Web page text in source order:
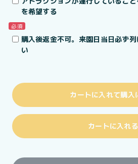
を希望する
必須
購入後返金不可。来園日当日必ず
い
カートに入れて購入
カートに入れる